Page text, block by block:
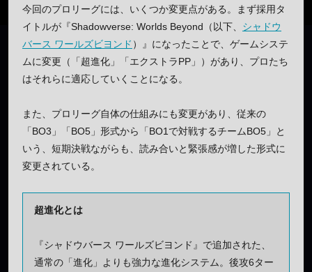
今回のプロリーグには、いくつか変更点がある。まず採用タ
イトルが『Shadowverse: Worlds Beyond（以下、 シャドウ
バース ワールズビヨンド ）』になったことで、ゲームシステ
ムに変更（「超進化」「エクストラPP」）があり、プロたち
はそれらに適応していくことになる。
また、プロリーグ自体の仕組みにも変更があり、従来の
「BO3」「BO5」形式から「BO1で対戦するチームBO5」と
いう、短期決戦ながらも、読み合いと緊張感が増した形式に
変更されている。
超進化とは
『シャドウバース ワールズビヨンド』で追加された、
通常の「進化」よりも強力な進化システム。後攻6ター